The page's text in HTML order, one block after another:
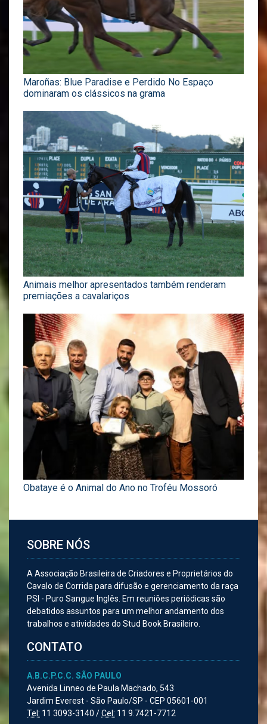
Maroñas: Blue Paradise e Perdido No Espaço
dominaram os clássicos na grama
Animais melhor apresentados também renderam
premiações a cavalariços
Obataye é o Animal do Ano no Troféu Mossoró
SOBRE NÓS
A Associação Brasileira de Criadores e Proprietários do
Cavalo de Corrida para difusão e gerenciamento da raça
PSI - Puro Sangue Inglês. Em reuniões periódicas são
debatidos assuntos para um melhor andamento dos
trabalhos e atividades do Stud Book Brasileiro.
CONTATO
A.B.C.P.C.C. SÃO PAULO
Avenida Linneo de Paula Machado, 543
Jardim Everest - São Paulo/SP - CEP 05601-001
Tel: 11 3093-3140 /Cel: 11 9.7421-7712